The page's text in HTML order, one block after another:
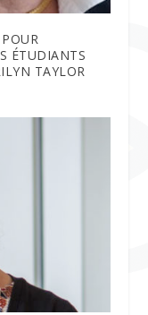
ÉTUDIANTS
TAYLOR